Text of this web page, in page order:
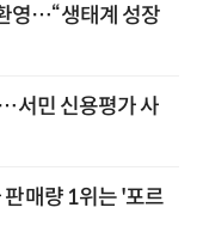
영…“생태계 성장
서민 신용평가 사
매량 1위는 '포르